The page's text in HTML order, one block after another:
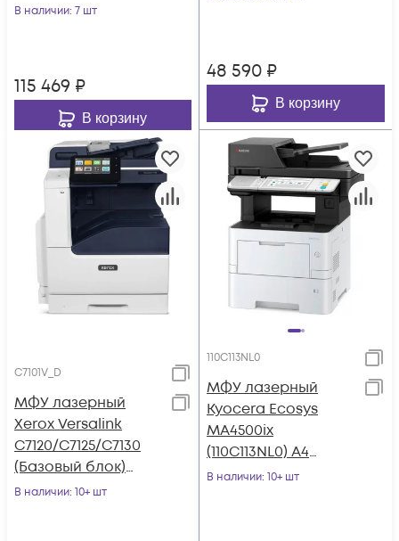
Duplex белый
В наличии: 7 шт
115 469 ₽
В корзину
48 590 ₽
В корзину
C7101V_D
МФУ лазерный
Xerox Versalink
C7120/C7125/C7130
(Базовый блок)
(C7101V_D) A3 Duplex
В наличии: 10+ шт
110C113NL0
МФУ лазерный
Kyocera Ecosys
MA4500ix
(110C113NL0) A4
Duplex белый
В наличии: 10+ шт